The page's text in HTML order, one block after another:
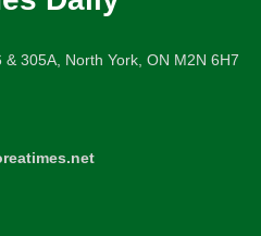
305A, North York, ON M2N 6H7